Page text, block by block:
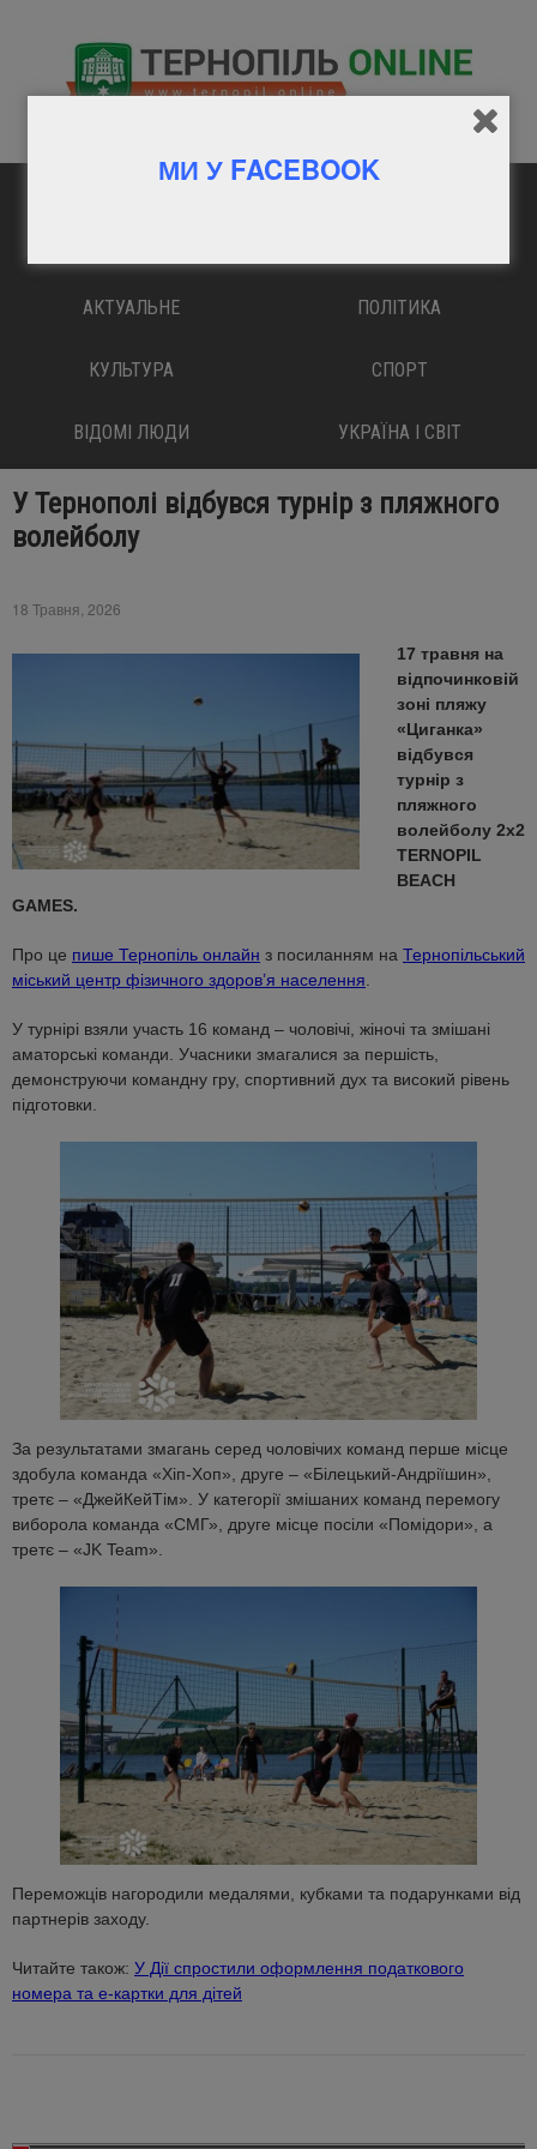
АКТУАЛЬНЕ ПОЛІТИКА
КУЛЬТУРА СПОРТ
ВІДОМІ ЛЮДИ УКРАЇНА І СВІТ
У Тернополі відбувся турнір з пляжного
волейболу
18 Травня, 2026
17 травня на
відпочинковій
зоні пляжу
«Циганка»
відбувся
турнір з
пляжного
волейболу 2х2
TERNOPIL
BEACH
GAMES.
Про це пише Тернопіль онлайн з посиланням на Тернопільський
міський центр фізичного здоров’я населення
У турнірі взяли участь 16 команд – чоловічі, жіночі та змішані
аматорські команди. Учасники змагалися за першість,
демонструючи командну гру, спортивний дух та високий рівень
підготовки.
За результатами змагань серед чоловічих команд перше місце
здобула команда «Хіп-Хоп», друге – «Білецький-Андріїшин»,
третє – «ДжейКейТім». У категорії змішаних команд перемогу
виборола команда «СМГ», друге місце посіли «Помідори», а
третє – «JK Team».
Переможців нагородили медалями, кубками та подарунками від
партнерів заходу.
Читайте також: У Дії спростили оформлення податкового
номера та е-картки для дітей
МИ У FACEBOOK